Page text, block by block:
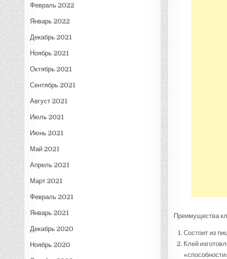
Февраль 2022
Январь 2022
Декабрь 2021
Ноябрь 2021
Октябрь 2021
Сентябрь 2021
Август 2021
Июль 2021
Июнь 2021
Май 2021
Апрель 2021
Март 2021
Февраль 2021
Январь 2021
Декабрь 2020
Ноябрь 2020
Преимущества
Состоит из
Клей